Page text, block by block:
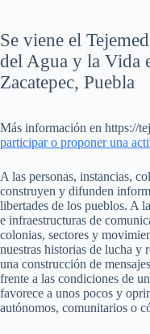
Se viene el
del Agua y la Vida
Zacatepec, Puebla
Más información en https://
participar o proponer una
A las personas, instancias,
construyen y difunden
libertades de los pueblos. A
e infraestructuras de
colonias, sectores y
nuestras historias de lucha y
una construcción de
frente a las condiciones de
favorece a unos pocos y
autónomos, comunitarios o